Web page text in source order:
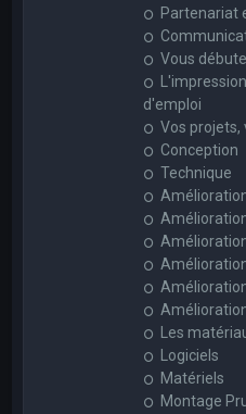
Partenariat
Vous
d'emploi
Vos projets,
Conception
Technique
Les
Logiciels
Matériels
Montage